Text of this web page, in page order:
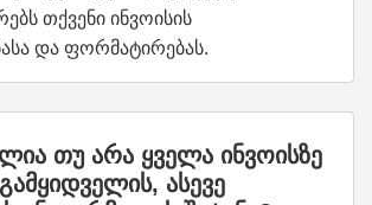
თქვენი ინვოისის
და ფორმატირებას.
თუ არა ყველა ინვოისზე
ასევე